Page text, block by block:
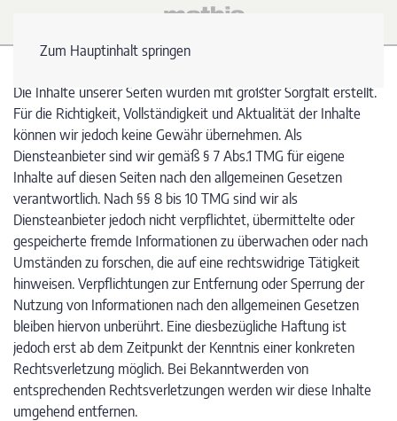
Zum Hauptinhalt springen
Die Inhalte unserer Seiten wurden mit größter Sorgfalt erstellt.
Für die Richtigkeit, Vollständigkeit und Aktualität der Inhalte
können wir jedoch keine Gewähr übernehmen. Als
Diensteanbieter sind wir gemäß § 7 Abs.1 TMG für eigene
Inhalte auf diesen Seiten nach den allgemeinen Gesetzen
verantwortlich. Nach §§ 8 bis 10 TMG sind wir als
Diensteanbieter jedoch nicht verpflichtet, übermittelte oder
gespeicherte fremde Informationen zu überwachen oder nach
Umständen zu forschen, die auf eine rechtswidrige Tätigkeit
hinweisen. Verpflichtungen zur Entfernung oder Sperrung der
Nutzung von Informationen nach den allgemeinen Gesetzen
bleiben hiervon unberührt. Eine diesbezügliche Haftung ist
jedoch erst ab dem Zeitpunkt der Kenntnis einer konkreten
Rechtsverletzung möglich. Bei Bekanntwerden von
entsprechenden Rechtsverletzungen werden wir diese Inhalte
umgehend entfernen.